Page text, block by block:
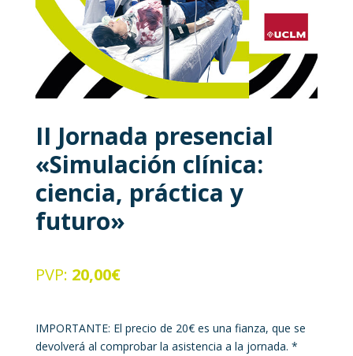
II Jornada presencial
«Simulación clínica:
ciencia, práctica y
futuro»
PVP: 20,00€
IMPORTANTE: El precio de 20€ es una fianza, que se
devolverá al comprobar la asistencia a la jornada. *